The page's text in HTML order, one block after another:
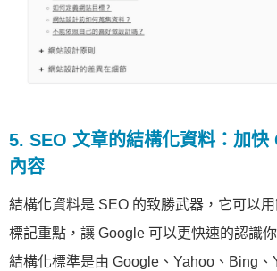
5. SEO 文章的結構化資料：加
內容
結構化資料是 SEO 的致勝武器，它可以
標記重點，讓 Google 可以更快速的認識
結構化標準是由 Google、Yahoo、Bing、